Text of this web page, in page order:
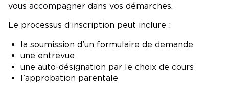
vous accompagner dans vos démarches.
Le processus d’inscription peut inclure :
la soumission d’un formulaire de demande
une entrevue
une auto-désignation par le choix de cours
l’approbation parentale